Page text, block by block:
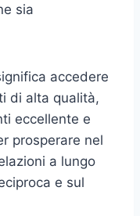
sia
accedere
di alta qualità,
eccellente e
prosperare nel
a lungo
e sul